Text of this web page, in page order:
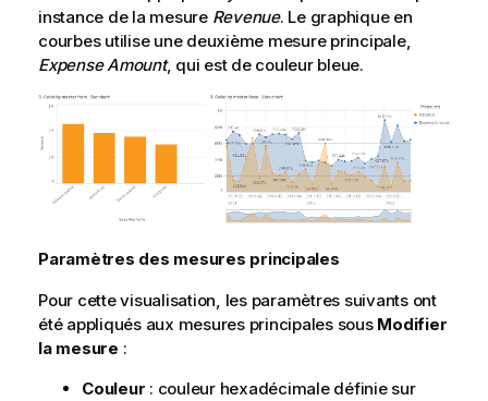
instance de la mesure Revenue. Le graphique en
courbes utilise une deuxième mesure principale,
Expense Amount, qui est de couleur bleue.
Paramètres des mesures principales
Pour cette visualisation, les paramètres suivants ont
été appliqués aux mesures principales sous Modifier
la mesure :
Couleur : couleur hexadécimale définie sur